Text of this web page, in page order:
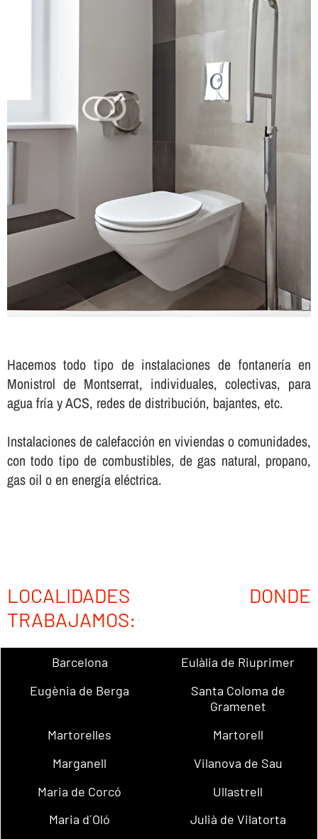
Hacemos todo tipo de instalaciones de fontanerí­a en
Monistrol de Montserrat, individuales, colectivas, para
agua frí­a y ACS, redes de distribución, bajantes, etc.
Instalaciones de calefacción en viviendas o comunidades,
con todo tipo de combustibles, de gas natural, propano,
gas oil o en energí­a eléctrica.
LOCALIDADES DONDE
TRABAJAMOS:
Barcelona
Eulàlia de Riuprimer
Eugènia de Berga
Santa Coloma de
Gramenet
Martorelles
Martorell
Marganell
Vilanova de Sau
Maria de Corcó
Ullastrell
Maria d´Oló
Julià de Vilatorta